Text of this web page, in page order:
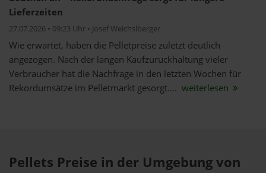
Lieferzeiten
27.07.2026 • 09:23 Uhr • Josef Weichslberger
Wie erwartet, haben die Pelletpreise zuletzt deutlich
angezogen. Nach der langen Kaufzurückhaltung vieler
Verbraucher hat die Nachfrage in den letzten Wochen für
Rekordumsätze im Pelletmarkt gesorgt.... weiterlesen
Pellets Preise in der Umgebung von